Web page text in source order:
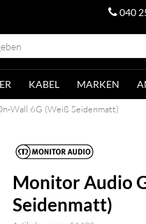
040
KABEL MARKEN
Wall 6G (Weiß Seidenmatt)
Monitor Audio
Seidenmatt)